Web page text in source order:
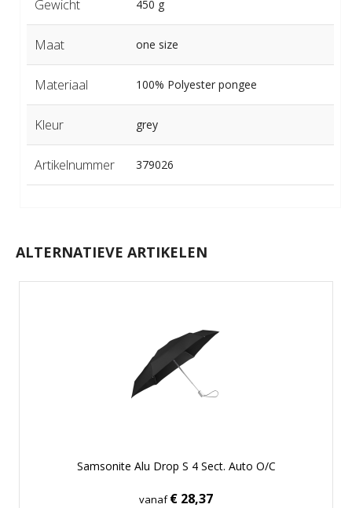
Gewicht 450 g
Maat one size
Materiaal 100% Polyester pongee
Kleur grey
Artikelnummer 379026
ALTERNATIEVE ARTIKELEN
Samsonite Alu Drop S 4 Sect. Auto O/C
vanaf€ 28,37